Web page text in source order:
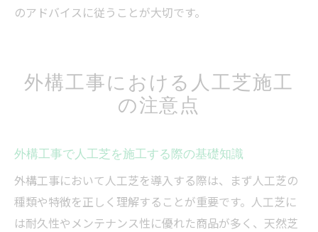
のアドバイスに従うことが大切です。
外構工事における人工芝施工
の注意点
外構工事で人工芝を施工する際の基礎知識
外構工事において人工芝を導入する際は、まず人工芝の
種類や特徴を正しく理解することが重要です。人工芝に
は耐久性やメンテナンス性に優れた商品が多く、天然芝